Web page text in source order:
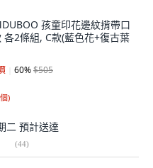
孩童印花邊紋揹帶口
各2條組, C款(藍色花+復古葉
60%$505
)
二 預計送達
(44)